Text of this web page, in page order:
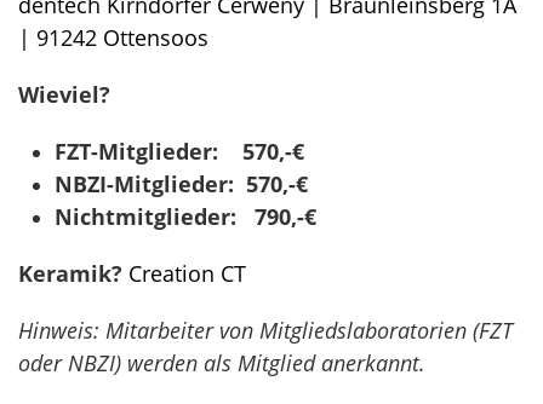
| 91242 Ottensoos
Wieviel?
FZT-Mitglieder: 570,-€
NBZI-Mitglieder: 570,-€
Nichtmitglieder: 790,-€
Keramik? Creation CT
Hinweis: Mitarbeiter von Mitgliedslaboratorien (FZT
oder NBZI) werden als Mitglied anerkannt.